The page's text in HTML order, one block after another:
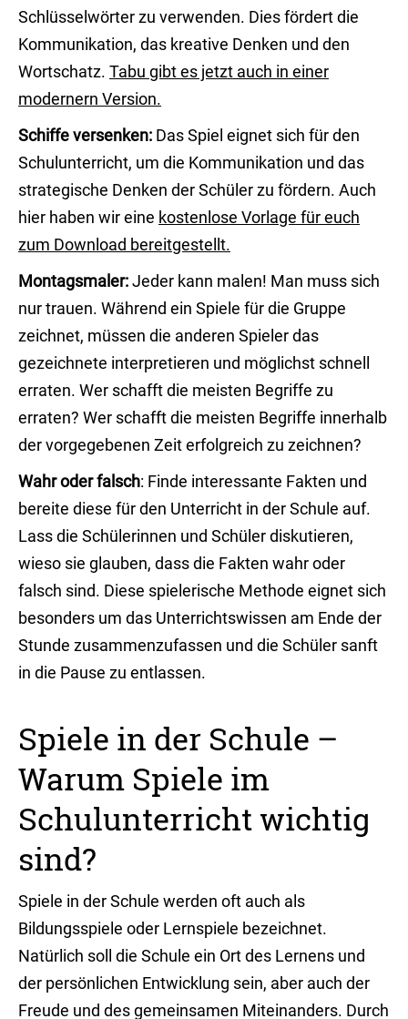
Schlüsselwörter zu verwenden. Dies fördert die
Kommunikation, das kreative Denken und den
Wortschatz. Tabu gibt es jetzt auch in einer
modernern Version.
Schiffe versenken: Das Spiel eignet sich für den
Schulunterricht, um die Kommunikation und das
strategische Denken der Schüler zu fördern. Auch
hier haben wir eine kostenlose Vorlage für euch
zum Download bereitgestellt.
Montagsmaler:Jeder kann malen! Man muss sich
nur trauen. Während ein Spiele für die Gruppe
zeichnet, müssen die anderen Spieler das
gezeichnete interpretieren und möglichst schnell
erraten. Wer schafft die meisten Begriffe zu
erraten? Wer schafft die meisten Begriffe innerhalb
der vorgegebenen Zeit erfolgreich zu zeichnen?
Wahr oder falsch: Finde interessante Fakten und
bereite diese für den Unterricht in der Schule auf.
Lass die Schülerinnen und Schüler diskutieren,
wieso sie glauben, dass die Fakten wahr oder
falsch sind. Diese spielerische Methode eignet sich
besonders um das Unterrichtswissen am Ende der
Stunde zusammenzufassen und die Schüler sanft
in die Pause zu entlassen.
Spiele in der Schule –
Warum Spiele im
Schulunterricht wichtig
sind?
Spiele in der Schule werden oft auch als
Bildungsspiele oder Lernspiele bezeichnet.
Natürlich soll die Schule ein Ort des Lernens und
der persönlichen Entwicklung sein, aber auch der
Freude und des gemeinsamen Miteinanders. Durch